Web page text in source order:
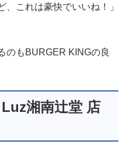
これは豪快でいいね！」
のもBURGER KINGの良
湘南辻堂 店